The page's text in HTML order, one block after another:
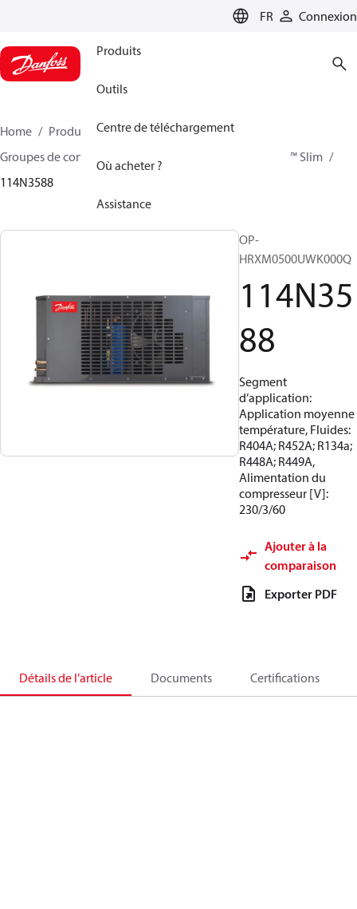
FR Connexion
Produits
Outils
Centre de téléchargement
Où acheter ?
Assistance
Home Produits
Climate Solutions - cooling
Groupes de condensation
Optyma™ Slim
114N3588
OP-
HRXM0500UWK000Q
114N35
88
Segment
d’application:
Application moyenne
température, Fluides:
R404A; R452A; R134a;
R448A; R449A,
Alimentation du
compresseur [V]:
230/3/60
Ajouter à la
comparaison
Exporter PDF
Détails de l’article Documents Certifications